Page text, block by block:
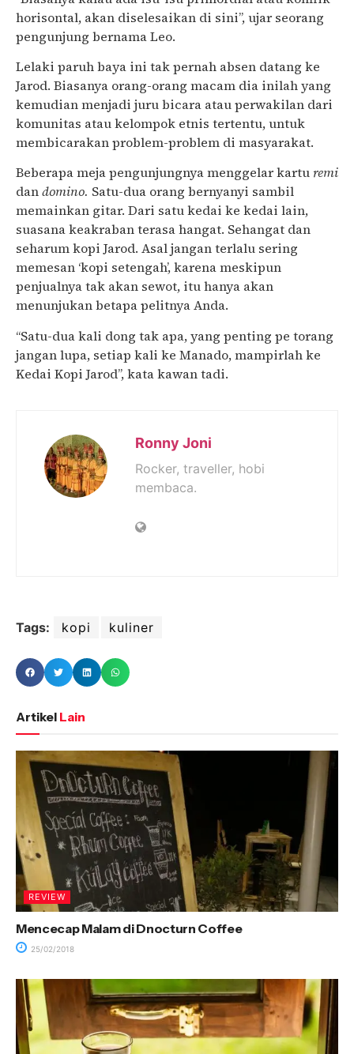
horisontal, akan diselesaikan di sini”, ujar seorang
pengunjung bernama Leo.
Lelaki paruh baya ini tak pernah absen datang ke
Jarod. Biasanya orang-orang macam dia inilah yang
kemudian menjadi juru bicara atau perwakilan dari
komunitas atau kelompok etnis tertentu, untuk
membicarakan problem-problem di masyarakat.
Beberapa meja pengunjungnya menggelar karturemi
dandomino. Satu-dua orang bernyanyi sambil
memainkan gitar. Dari satu kedai ke kedai lain,
suasana keakraban terasa hangat. Sehangat dan
seharum kopi Jarod. Asal jangan terlalu sering
memesan ‘kopi setengah’, karena meskipun
penjualnya tak akan sewot, itu hanya akan
menunjukan betapa pelitnya Anda.
“Satu-dua kali dong tak apa, yang penting pe torang
jangan lupa, setiap kali ke Manado, mampirlah ke
Kedai Kopi Jarod”, kata kawan tadi.
Ronny Joni
Rocker, traveller, hobi
membaca.
Tags: kopi kuliner
Artikel Lain
REVIEW
Mencecap Malam di Dnocturn Coffee
25/02/2018